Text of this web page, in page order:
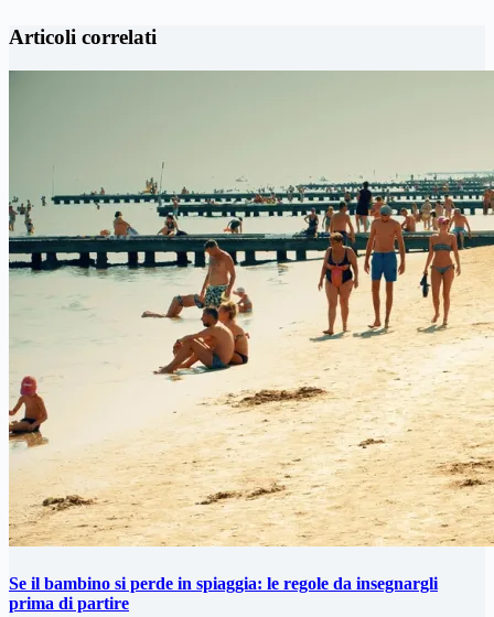
Articoli correlati
Se il bambino si perde in spiaggia: le regole da insegnargli
prima di partire